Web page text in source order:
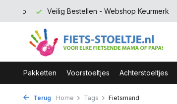
Top Kwaliteit en zeer Duurzaam
Pakketten Voorstoeltjes Achterstoeltjes
Terug Home Tags Fietsmand